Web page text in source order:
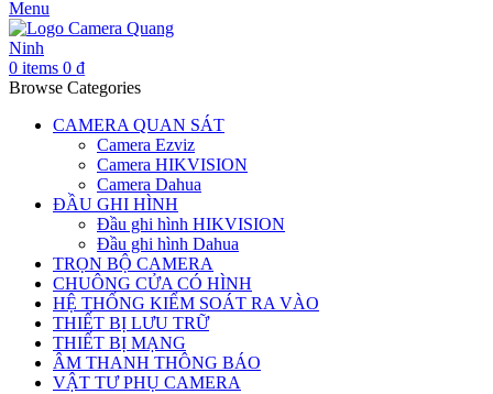
Menu
0 items 0 ₫
Browse Categories
CAMERA QUAN SÁT
Camera Ezviz
Camera HIKVISION
Camera Dahua
ĐẦU GHI HÌNH
Đầu ghi hình HIKVISION
Đầu ghi hình Dahua
TRỌN BỘ CAMERA
CHUÔNG CỬA CÓ HÌNH
HỆ THỐNG KIỂM SOÁT RA VÀO
THIẾT BỊ LƯU TRỮ
THIẾT BỊ MẠNG
ÂM THANH THÔNG BÁO
VẬT TƯ PHỤ CAMERA